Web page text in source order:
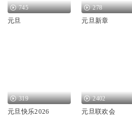
745
元旦
278
元旦新章
319
元旦快乐2026
2402
元旦联欢会